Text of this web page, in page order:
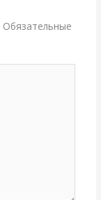
Обязательные